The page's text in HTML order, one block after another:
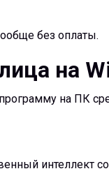
без оплаты.
на
на ПК
интеллект